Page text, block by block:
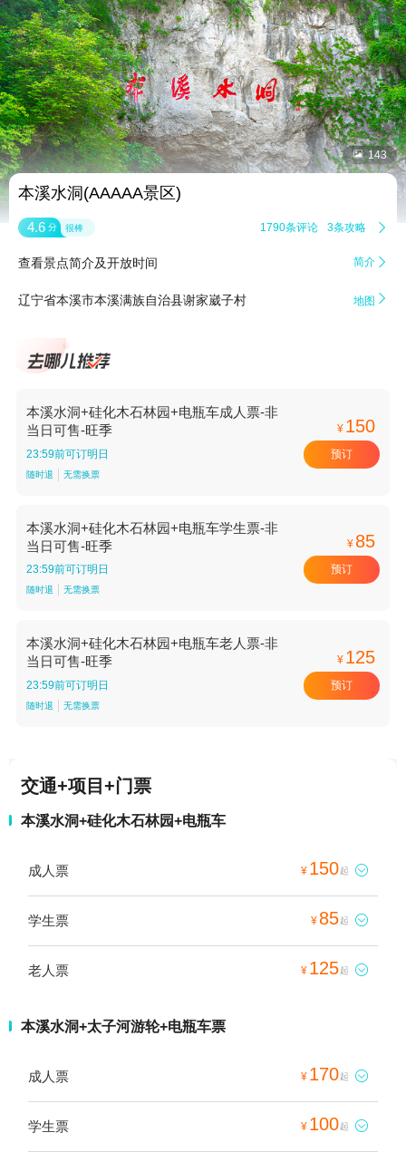
 143
本溪水洞(AAAAA景区)
4.6 分 很棒 1790条评论 3条攻略 
查看景点简介及开放时间 简介 
辽宁省本溪市本溪满族自治县谢家崴子村 地图 
本溪水洞+硅化木石林园+电瓶车成人票-非
当日可售-旺季
23:59前可订明日
随时退 无需换票
¥ 150
预订
本溪水洞+硅化木石林园+电瓶车学生票-非
当日可售-旺季
23:59前可订明日
随时退 无需换票
¥ 85
预订
本溪水洞+硅化木石林园+电瓶车老人票-非
当日可售-旺季
23:59前可订明日
随时退 无需换票
¥ 125
预订
交通+项目+门票
本溪水洞+硅化木石林园+电瓶车
成人票 ¥ 150起 
学生票 ¥ 85起 
老人票 ¥ 125起 
本溪水洞+太子河游轮+电瓶车票
成人票 ¥ 170起 
学生票 ¥ 100起 
